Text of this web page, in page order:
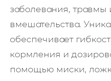
заболевания, травмы
вмешательства.
обеспечивает
кормления и
помощью миски,